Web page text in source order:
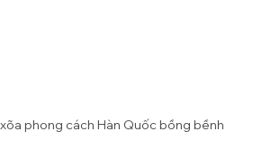
phong cách Hàn Quốc bồng bềnh